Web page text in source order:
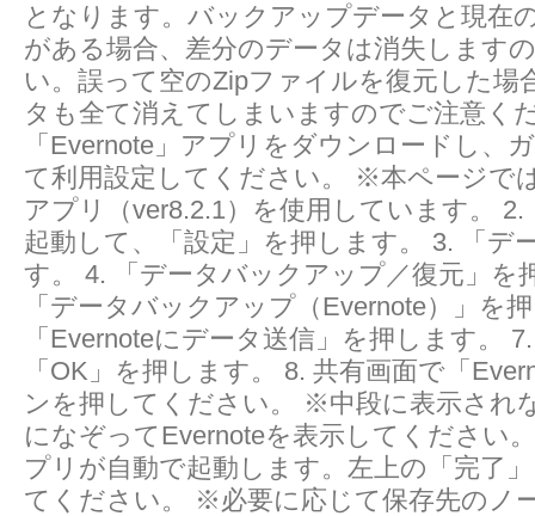
となります。バックアップデータと現在
がある場合、差分のデータは消失します
い。誤って空のZipファイルを復元した場
タも全て消えてしまいますのでご注意く
「Evernote」アプリをダウンロードし、
て利用設定してください。 ※本ページで
アプリ（ver8.2.1）を使用しています。
起動して、「設定」を押します。 3. 「デ
す。 4. 「データバックアップ／復元」を
「データバックアップ（Evernote）」を
「Evernoteにデータ送信」を押します。
「OK」を押します。 8. 共有画面で「
ンを押してください。 ※中段に表示され
になぞってEvernoteを表示してください
プリが自動で起動します。左上の「完了
てください。 ※必要に応じて保存先のノ